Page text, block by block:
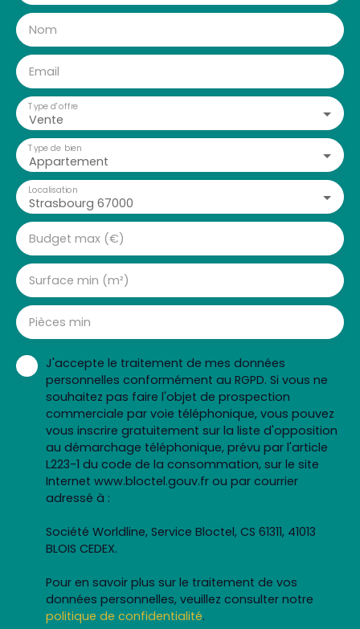
Nom
Email
Vente
Type d'offre
Appartement
Type de bien
Strasbourg 67000
Localisation
Budget max (€)
Surface min (m²)
Pièces min
J'accepte le traitement de mes données
personnelles conformément au RGPD. Si vous ne
souhaitez pas faire l'objet de prospection
commerciale par voie téléphonique, vous pouvez
vous inscrire gratuitement sur la liste d'opposition
au démarchage téléphonique, prévu par l'article
L223-1 du code de la consommation, sur le site
Internet www.bloctel.gouv.fr ou par courrier
adressé à :
Société Worldline, Service Bloctel, CS 61311, 41013
BLOIS CEDEX.
Pour en savoir plus sur le traitement de vos
données personnelles, veuillez consulter notre
politique de confidentialité.